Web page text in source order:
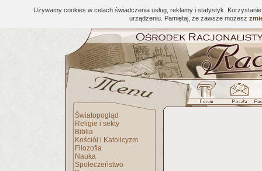
Używamy cookies w celach świadczenia usług, reklamy i statystyk.
urządzeniu. Pamiętaj, że zawsze możesz
Światopogląd
Religie i sekty
Biblia
Kościół i Katolicyzm
Filozofia
Nauka
Społeczeństwo